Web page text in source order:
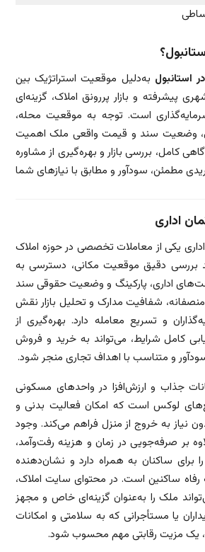
استانبول به‌دلیل موقعیت استراتژیک بین
پیشرفته و بازار پررونق املاک، گزینه‌ای
است. توجه به موقعیت محله،
وضعیت سند و قیمت واقعی ملک اهمیت
کامل، بررسی بازار و بهره‌گیری از مشاوره
مطمئن، سودآور و مطابق با نیازهای شما
اداری
یکی از معاملات تخصصی در حوزه املاک
بررسی دقیق موقعیت مکانی، دسترسی به
اداری، پارکینگ و وضعیت حقوقی سند
شفافیت مدارک و تحلیل بازار نقش
و تسریع معامله دارد. بهره‌گیری از
کامل شرایط، می‌تواند به خرید و فروش
سودآور و متناسب با اهداف تجاری منجر شود.
جذاب و ارزش‌افزا در واحدهای مسکونی
لوکس است که امکان فعالیت بدنی و
نیاز به خروج از منزل فراهم می‌کند. وجود
بر صرفه‌جویی در زمان و هزینه رفت‌وآمد،
برای ساکنان به همراه دارد و نشان‌دهنده
رفاه ساکنین است. در محتوای سایت املاک،
ملک را به‌عنوان گزینه‌ای خاص و مجهز
یا مستأجرانی که به سلامتی و امکانات
یک مزیت رقابتی مهم محسوب شود.